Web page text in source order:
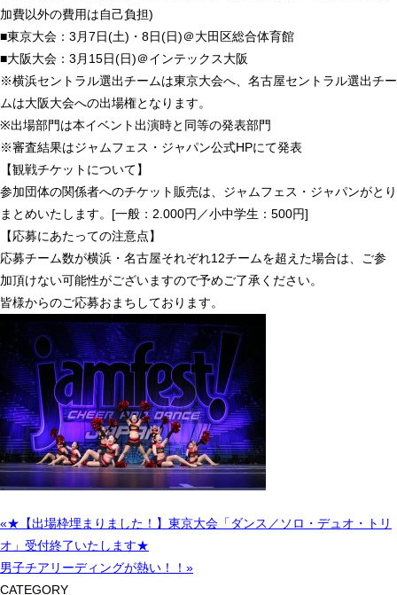
加費以外の費用は自己負担)
■東京大会：3月7日(土)・8日(日)＠大田区総合体育館
■大阪大会：3月15日(日)＠インテックス大阪
※横浜セントラル選出チームは東京大会へ、名古屋セントラル選出チー
ムは大阪大会への出場権となります。
※出場部門は本イベント出演時と同等の発表部門
※審査結果はジャムフェス・ジャパン公式HPにて発表
【観戦チケットについて】
参加団体の関係者へのチケット販売は、ジャムフェス・ジャパンがとり
まとめいたします。[一般：2.000円／小中学生：500円]
【応募にあたっての注意点】
応募チーム数が横浜・名古屋それぞれ12チームを超えた場合は、ご参
加頂けない可能性がございますので予めご了承ください。
皆様からのご応募おまちしております。
«★【出場枠埋まりました！】東京大会「ダンス／ソロ・デュオ・トリ
オ」受付終了いたします★
男子チアリーディングが熱い！！»
CATEGORY